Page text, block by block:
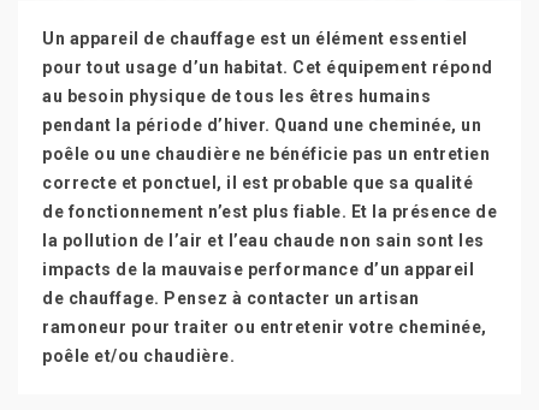
Un appareil de chauffage est un élément essentiel
pour tout usage d’un habitat. Cet équipement répond
au besoin physique de tous les êtres humains
pendant la période d’hiver. Quand une cheminée, un
poêle ou une chaudière ne bénéficie pas un entretien
correcte et ponctuel, il est probable que sa qualité
de fonctionnement n’est plus fiable. Et la présence de
la pollution de l’air et l’eau chaude non sain sont les
impacts de la mauvaise performance d’un appareil
de chauffage. Pensez à contacter un artisan
ramoneur pour traiter ou entretenir votre cheminée,
poêle et/ou chaudière.